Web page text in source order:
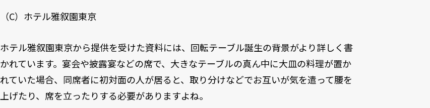
（C）ホテル雅叙園東京
ホテル雅叙園東京から提供を受けた資料には、回転テーブル誕生の背景がより詳しく書
かれています。宴会や披露宴などの席で、大きなテーブルの真ん中に大皿の料理が置か
れていた場合、同席者に初対面の人が居ると、取り分けなどでお互いが気を遣って腰を
上げたり、席を立ったりする必要がありますよね。